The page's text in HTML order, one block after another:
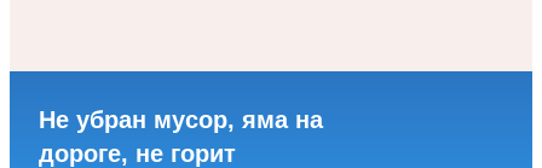
Не убран мусор, яма на
дороге, не горит